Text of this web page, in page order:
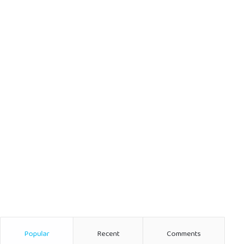
Popular Recent Comments